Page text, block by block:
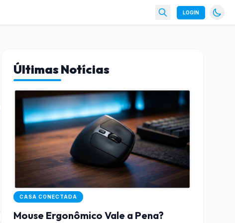
LOGIN
Últimas Notícias
CASA CONECTADA
Mouse Ergonômico Vale a Pena?